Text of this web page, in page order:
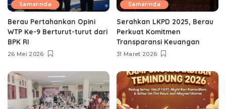
Samarinda
Berau Pertahankan Opini
WTP Ke-9 Berturut-turut dari
BPK RI
26 Mei 2026
Samarinda
Serahkan LKPD 2025, Berau
Perkuat Komitmen
Transparansi Keuangan
31 Maret 2026